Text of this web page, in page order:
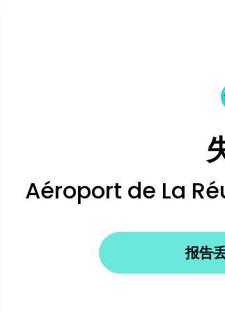
Aéroport de La
报告